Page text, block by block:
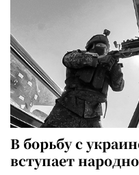
В борьбу с
вступает